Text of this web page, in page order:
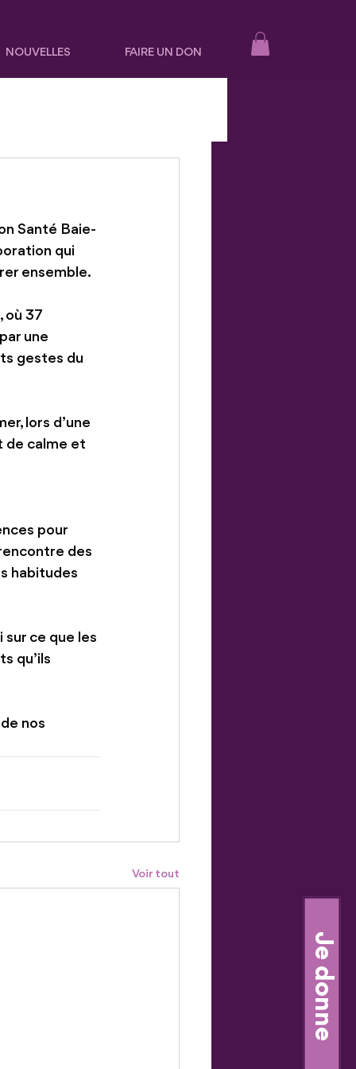
NOUVELLES FAIRE UN DON
Je donne
Santé Baie-
qui
ensemble.
, où 37
une
gestes du
lors d’une
de calme et
pour
des
habitudes
ce que les
qu’ils
nos
Voir tout